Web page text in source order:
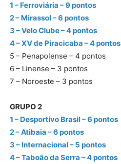
1 – Ferroviária – 9 pontos
2 – Mirassol – 6 pontos
3 – Velo Clube – 4 pontos
4 – XV de Piracicaba – 4 pontos
5 – Penapolense – 4 pontos
6 – Linense – 3 pontos
7 – Noroeste – 3 pontos
GRUPO 2
1 – Desportivo Brasil – 6 pontos
2 – Atibaia – 6 pontos
3 – Internacional – 5 pontos
4 – Taboão da Serra – 4 pontos